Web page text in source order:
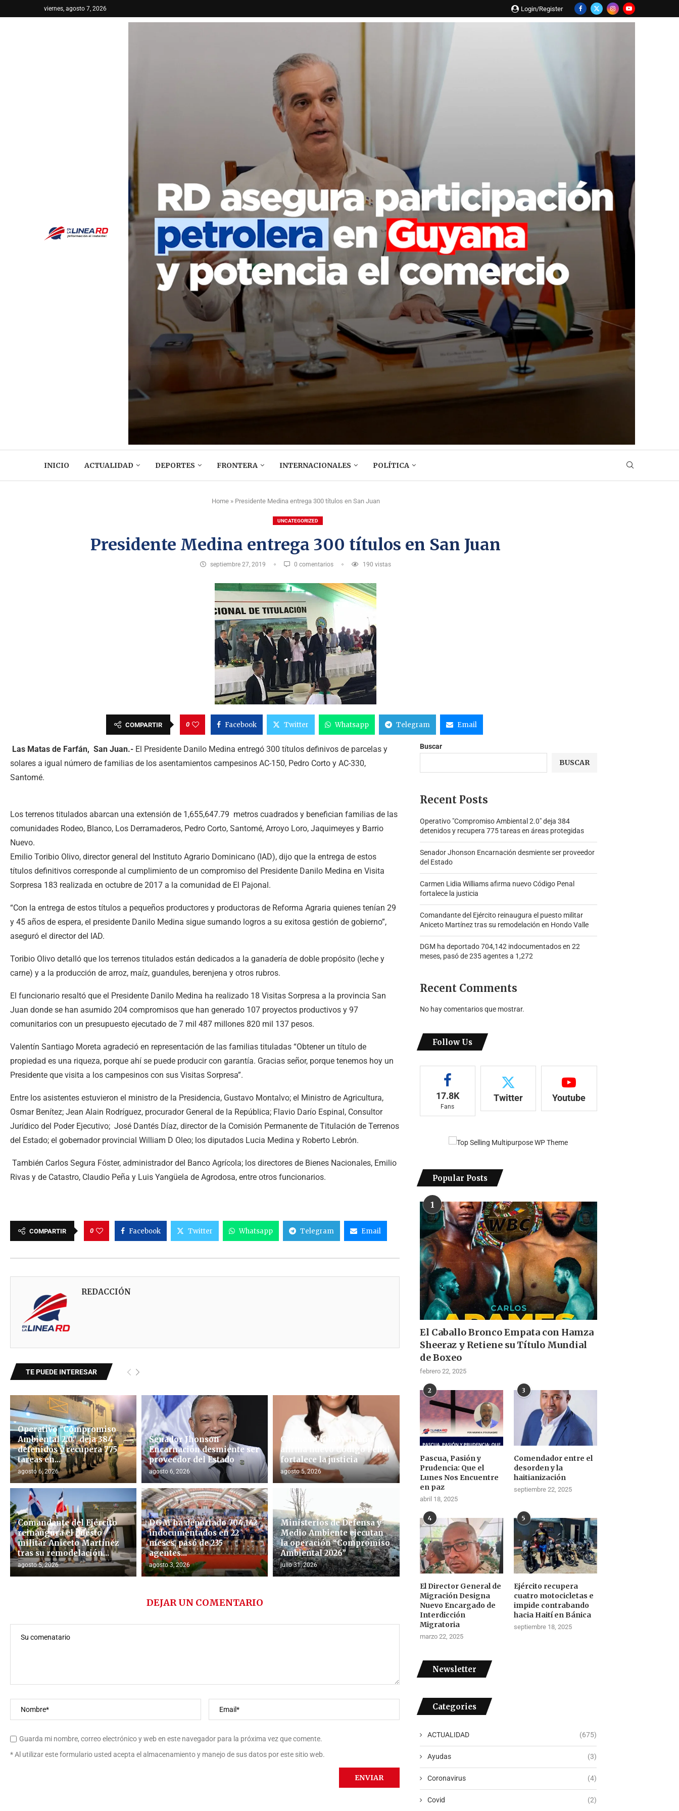
viernes, agosto 7, 2026 Login/Register
INICIO ACTUALIDAD DEPORTES FRONTERA INTERNACIONALES POLÍTICA
Home» Presidente Medina entrega 300 títulos en San Juan
UNCATEGORIZED
Presidente Medina entrega 300 títulos en San Juan
septiembre 27, 2019 0 comentarios 190 vistas
COMPARTIR 0 Facebook Twitter Whatsapp Telegram Email
Las Matas de Farfán, San Juan.- El Presidente Danilo Medina entregó 300 títulos definivos de parcelas y
solares a igual número de familias de los asentamientos campesinos AC-150, Pedro Corto y AC-330,
Santomé.
Los terrenos titulados abarcan una extensión de 1,655,647.79 metros cuadrados y benefician familias de las
comunidades Rodeo, Blanco, Los Derramaderos, Pedro Corto, Santomé, Arroyo Loro, Jaquimeyes y Barrio
Nuevo.
Emilio Toribio Olivo, director general del Instituto Agrario Dominicano (IAD), dijo que la entrega de estos
títulos definitivos corresponde al cumplimiento de un compromiso del Presidente Danilo Medina en Visita
Sorpresa 183 realizada en octubre de 2017 a la comunidad de El Pajonal.
“Con la entrega de estos títulos a pequeños productores y productoras de Reforma Agraria quienes tenían 29
y 45 años de espera, el presidente Danilo Medina sigue sumando logros a su exitosa gestión de gobierno”,
aseguró el director del IAD.
Toribio Olivo detalló que los terrenos titulados están dedicados a la ganadería de doble propósito (leche y
carne) y a la producción de arroz, maíz, guandules, berenjena y otros rubros.
El funcionario resaltó que el Presidente Danilo Medina ha realizado 18 Visitas Sorpresa a la provincia San
Juan donde se han asumido 204 compromisos que han generado 107 proyectos productivos y 97
comunitarios con un presupuesto ejecutado de 7 mil 487 millones 820 mil 137 pesos.
Valentín Santiago Moreta agradeció en representación de las familias tituladas “Obtener un título de
propiedad es una riqueza, porque ahí se puede producir con garantía. Gracias señor, porque tenemos hoy un
Presidente que visita a los campesinos con sus Visitas Sorpresa”.
Entre los asistentes estuvieron el ministro de la Presidencia, Gustavo Montalvo; el Ministro de Agricultura,
Osmar Benítez; Jean Alain Rodríguez, procurador General de la República; Flavio Darío Espinal, Consultor
Jurídico del Poder Ejecutivo; José Dantés Díaz, director de la Comisión Permanente de Titulación de Terrenos
del Estado; el gobernador provincial William D Oleo; los diputados Lucia Medina y Roberto Lebrón.
También Carlos Segura Fóster, administrador del Banco Agrícola; los directores de Bienes Nacionales, Emilio
Rivas y de Catastro, Claudio Peña y Luis Yangüela de Agrodosa, entre otros funcionarios.
COMPARTIR 0 Facebook Twitter Whatsapp Telegram Email
REDACCIÓN
TE PUEDE INTERESAR
Operativo "Compromiso
Ambiental 2.0″ deja 384
detenidos y recupera 775
tareas en...
agosto 6, 2026
Senador Jhonson
Encarnación desmiente ser
proveedor del Estado
agosto 6, 2026
Carmen Lidia Williams
afirma nuevo Código Penal
fortalece la justicia
agosto 5, 2026
Comandante del Ejército
reinaugura el puesto
militar Aniceto Martínez
tras su remodelación...
agosto 5, 2026
DGM ha deportado 704,142
indocumentados en 22
meses, pasó de 235
agentes...
agosto 3, 2026
Ministerios de Defensa y
Medio Ambiente ejecutan
la operación “Compromiso
Ambiental 2026”
julio 31, 2026
DEJAR UN COMENTARIO
Guarda mi nombre, correo electrónico y web en este navegador para la próxima vez que comente.
* Al utilizar este formulario usted acepta el almacenamiento y manejo de sus datos por este sitio web.
Buscar
BUSCAR
Recent Posts
Operativo "Compromiso Ambiental 2.0″ deja 384
detenidos y recupera 775 tareas en áreas protegidas
Senador Jhonson Encarnación desmiente ser proveedor
del Estado
Carmen Lidia Williams afirma nuevo Código Penal
fortalece la justicia
Comandante del Ejército reinaugura el puesto militar
Aniceto Martínez tras su remodelación en Hondo Valle
DGM ha deportado 704,142 indocumentados en 22
meses, pasó de 235 agentes a 1,272
Recent Comments
No hay comentarios que mostrar.
Follow Us
17.8K
Fans
Twitter Youtube
Popular Posts
1
El Caballo Bronco Empata con Hamza
Sheeraz y Retiene su Título Mundial
de Boxeo
febrero 22, 2025
2
Pascua, Pasión y
Prudencia: Que el
Lunes Nos Encuentre
en paz
abril 18, 2025
3
Comendador entre el
desorden y la
haitianización
septiembre 22, 2025
4
El Director General de
Migración Designa
Nuevo Encargado de
Interdicción
Migratoria
marzo 22, 2025
5
Ejército recupera
cuatro motocicletas e
impide contrabando
hacia Haití en Bánica
septiembre 18, 2025
Newsletter
Categories
ACTUALIDAD (675)
Ayudas (3)
Coronavirus (4)
Covid (2)